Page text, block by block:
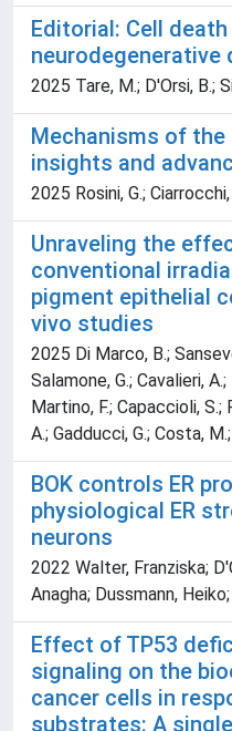
Editorial: Cell
neurodegenerative
2025 Tare, M.; D'Orsi, B.;
Mechanisms of
insights and
2025 Rosini, G.; Ciarrocchi,
Unraveling the
conventional
pigment epithelial
vivo studies
2025 Di Marco, B.;
Salamone, G.; Cavalieri,
Martino, F.; Capaccioli, S.;
A.; Gadducci, G.; Costa,
BOK controls ER
physiological ER
neurons
2022 Walter, Franziska;
Anagha; Dussmann,
Effect of TP53
signaling on the
cancer cells in
substrates: A